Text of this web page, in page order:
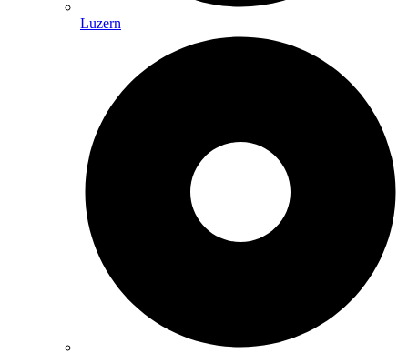
Luzern